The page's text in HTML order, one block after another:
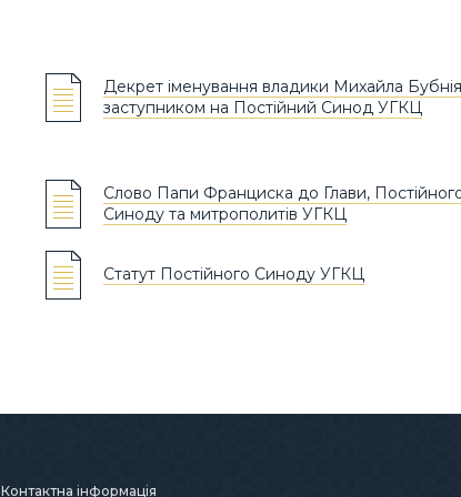
Декрет іменування владики Михайла Бубнія
заступником на Постійний Синод УГКЦ
Слово Папи Франциска до Глави,
Синоду та митрополитів УГКЦ
Статут Постійного Синоду УГКЦ
Контактна інформація